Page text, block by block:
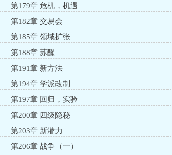
第179章 危机，机遇
第182章 交易会
第185章 领域扩张
第188章 苏醒
第191章 新方法
第194章 学派改制
第197章 回归，实验
第200章 四级隐秘
第203章 新潜力
第206章 战争（一）